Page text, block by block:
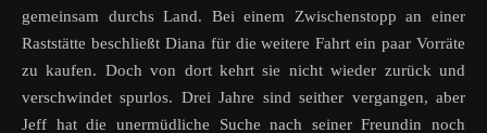
gemeinsam durchs Land. Bei einem Zwischenstopp an einer
Raststätte beschließt Diana für die weitere Fahrt ein paar Vorräte
zu kaufen. Doch von dort kehrt sie nicht wieder zurück und
verschwindet spurlos. Drei Jahre sind seither vergangen, aber
Jeff hat die unermüdliche Suche nach seiner Freundin noch